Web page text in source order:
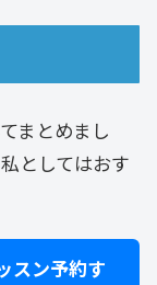
まとめまし
としてはおす
スン予約す